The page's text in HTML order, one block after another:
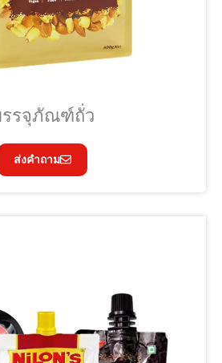
รจุภัณฑ์ถั่ว
ส่งคำถาม